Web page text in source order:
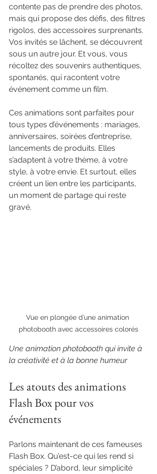
contente pas de prendre des photos,
mais qui propose des défis, des filtres
rigolos, des accessoires surprenants.
Vos invités se lâchent, se découvrent
sous un autre jour. Et vous, vous
récoltez des souvenirs authentiques,
spontanés, qui racontent votre
événement comme un film.
Ces animations sont parfaites pour
tous types d’événements : mariages,
anniversaires, soirées d’entreprise,
lancements de produits. Elles
s’adaptent à votre thème, à votre
style, à votre envie. Et surtout, elles
créent un lien entre les participants,
un moment de partage qui reste
gravé.
Vue en plongée d’une animation
photobooth avec accessoires colorés
Une animation photobooth qui invite à
la créativité et à la bonne humeur
Les atouts des animations
Flash Box pour vos
événements
Parlons maintenant de ces fameuses
Flash Box. Qu’est-ce qui les rend si
spéciales ? D’abord, leur simplicité